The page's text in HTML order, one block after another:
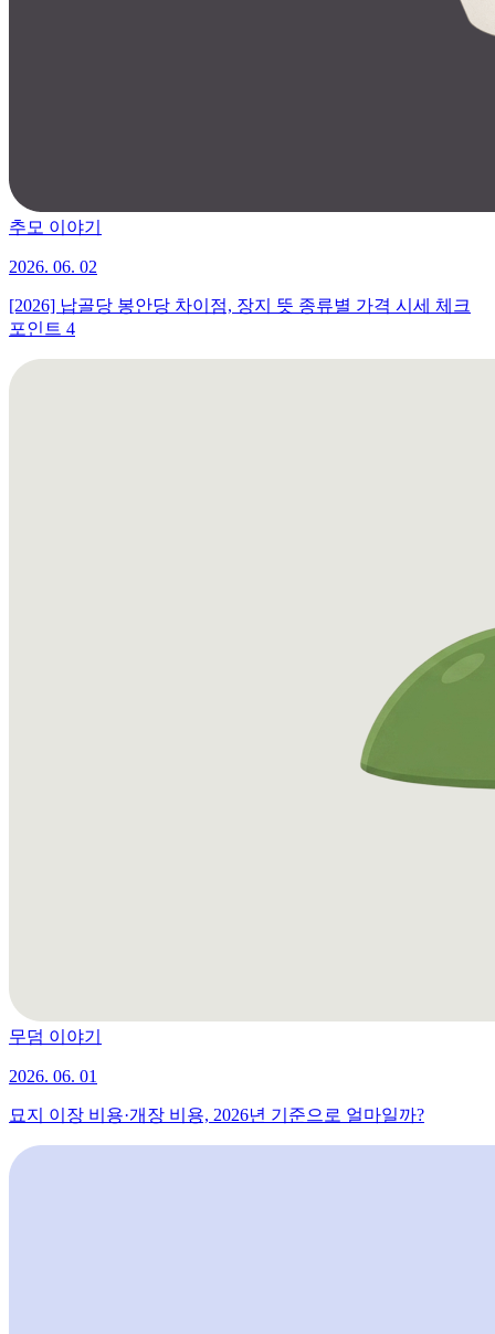
추모 이야기
2026. 06. 02
[2026] 납골당 봉안당 차이점, 장지 뜻 종류별 가격 시세 체크
포인트 4
무덤 이야기
2026. 06. 01
묘지 이장 비용·개장 비용, 2026년 기준으로 얼마일까?